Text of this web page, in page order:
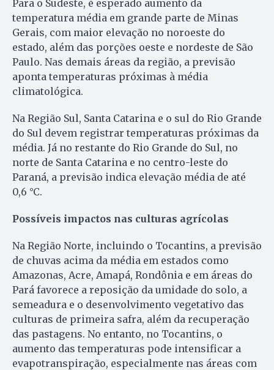
Para o Sudeste, é esperado aumento da
temperatura média em grande parte de Minas
Gerais, com maior elevação no noroeste do
estado, além das porções oeste e nordeste de São
Paulo. Nas demais áreas da região, a previsão
aponta temperaturas próximas à média
climatológica.
Na Região Sul, Santa Catarina e o sul do Rio Grande
do Sul devem registrar temperaturas próximas da
média. Já no restante do Rio Grande do Sul, no
norte de Santa Catarina e no centro-leste do
Paraná, a previsão indica elevação média de até
0,6 °C.
Possíveis impactos nas culturas agrícolas
Na Região Norte, incluindo o Tocantins, a previsão
de chuvas acima da média em estados como
Amazonas, Acre, Amapá, Rondônia e em áreas do
Pará favorece a reposição da umidade do solo, a
semeadura e o desenvolvimento vegetativo das
culturas de primeira safra, além da recuperação
das pastagens. No entanto, no Tocantins, o
aumento das temperaturas pode intensificar a
evapotranspiração, especialmente nas áreas com